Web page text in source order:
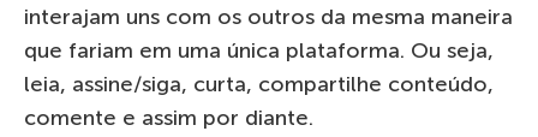
interajam uns com os outros da mesma maneira
que fariam em uma única plataforma. Ou seja,
leia, assine/siga, curta, compartilhe conteúdo,
comente e assim por diante.